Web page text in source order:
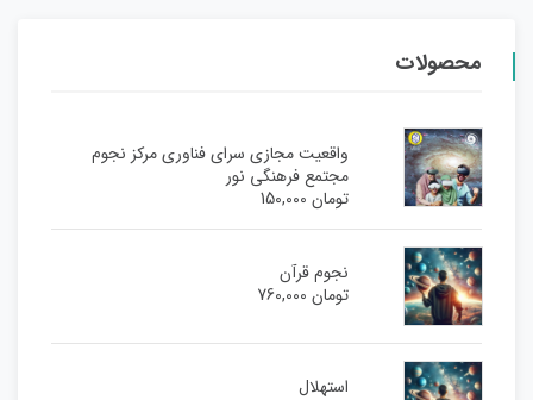
محصولات
واقعیت مجازی سرای فناوری مرکز نجوم
مجتمع فرهنگی نور
تومان150,000
نجوم قرآن
تومان760,000
استهلال